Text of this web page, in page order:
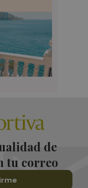
de
tu correo